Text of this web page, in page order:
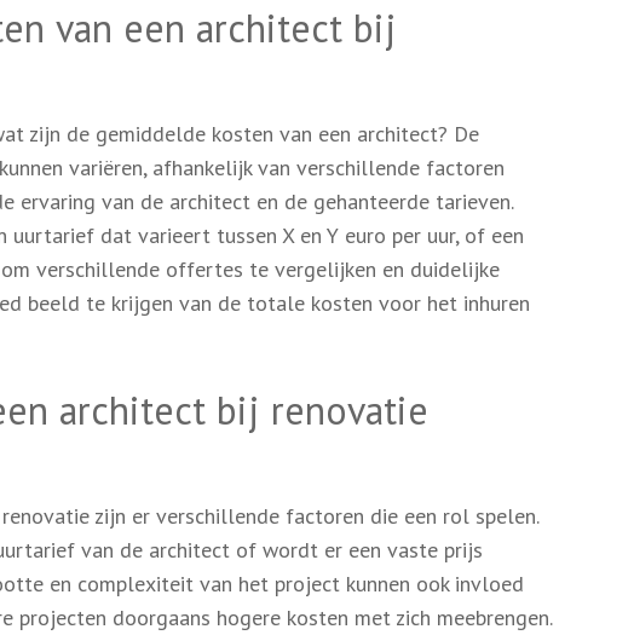
van een architect bij
zijn de gemiddelde kosten van een architect? De
variëren, afhankelijk van verschillende factoren
van de architect en de gehanteerde tarieven.
dat varieert tussen X en Y euro per uur, of een
verschillende offertes te vergelijken en duidelijke
beeld te krijgen van de totale kosten voor het inhuren
architect bij renovatie
zijn er verschillende factoren die een rol spelen.
van de architect of wordt er een vaste prijs
en complexiteit van het project kunnen ook invloed
projecten doorgaans hogere kosten met zich meebrengen.